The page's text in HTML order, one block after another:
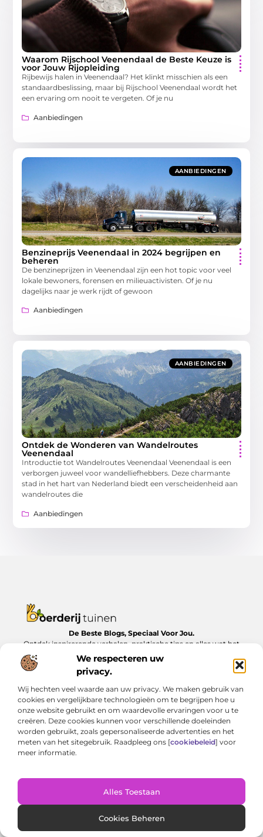
We respecteren uw
privacy.
Wij hechten veel waarde aan uw privacy. We maken gebruik van
cookies en vergelijkbare technologieën om te begrijpen hoe u
onze website gebruikt en om waardevolle ervaringen voor u te
creëren. Deze cookies kunnen voor verschillende doeleinden
worden gebruikt, zoals gepersonaliseerde advertenties en het
meten van het sitegebruik. Raadpleeg ons [cookiebeleid] voor
meer informatie.
Alles Toestaan
Cookies Beheren
Waarom Rijschool Veenendaal de Beste Keuze is
voor Jouw Rijopleiding
Rijbewijs halen in Veenendaal? Het klinkt misschien als een
standaardbeslissing, maar bij Rijschool Veenendaal wordt het
een ervaring om nooit te vergeten. Of je nu
Aanbiedingen
AANBIEDINGEN
Benzineprijs Veenendaal in 2024 begrijpen en
beheren
De benzineprijzen in Veenendaal zijn een hot topic voor veel
lokale bewoners, forensen en milieuactivisten. Of je nu
dagelijks naar je werk rijdt of gewoon
Aanbiedingen
AANBIEDINGEN
Ontdek de Wonderen van Wandelroutes
Veenendaal
Introductie tot Wandelroutes Veenendaal Veenendaal is een
verborgen juweel voor wandelliefhebbers. Deze charmante
stad in het hart van Nederland biedt een verscheidenheid aan
wandelroutes die
Aanbiedingen
De Beste Blogs, Speciaal Voor Jou.
Ontdek inspirerende verhalen, praktische tips en alles wat het
dagelijks leven te bieden heeft, zorgvuldig verzameld op
Boerderijtuinen.nl.
Bericht categorie
Onze informatie
Website index
Cookiebeleid (EU)
@2025 www.boerderijtuinen.nl. All Right Reserved.